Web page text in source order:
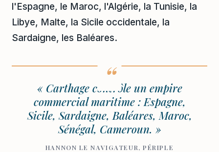
l'Espagne, le Maroc, l'Algérie, la Tunisie, la
Libye, Malte, la Sicile occidentale, la
Sardaigne, les Baléares.
« Carthage contrôle un empire
commercial maritime : Espagne,
Sicile, Sardaigne, Baléares, Maroc,
Sénégal, Cameroun. »
HANNON LE NAVIGATEUR, PÉRIPLE